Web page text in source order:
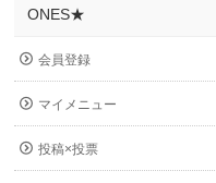
ONES★
会員登録
マイメニュー
投稿×投票